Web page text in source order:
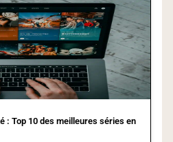
: Top 10 des meilleures séries en